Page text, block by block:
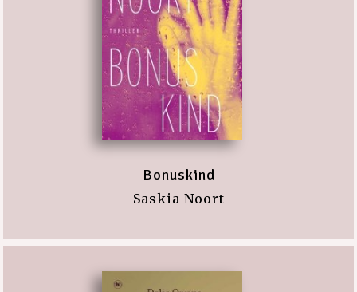
Bonuskind
Saskia Noort